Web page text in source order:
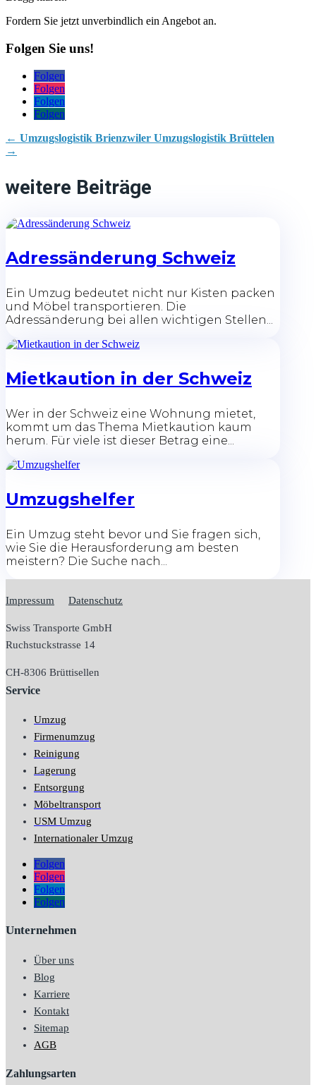
Fordern Sie jetzt unverbindlich ein Angebot an.
Folgen Sie uns!
Folgen
Folgen
Folgen
Folgen
← Umzugslogistik Brienzwiler Umzugslogistik Brüttelen
→
weitere Beiträge
Adressänderung Schweiz
Ein Umzug bedeutet nicht nur Kisten packen
und Möbel transportieren. Die
Adressänderung bei allen wichtigen Stellen...
Mietkaution in der Schweiz
Wer in der Schweiz eine Wohnung mietet,
kommt um das Thema Mietkaution kaum
herum. Für viele ist dieser Betrag eine...
Umzugshelfer
Ein Umzug steht bevor und Sie fragen sich,
wie Sie die Herausforderung am besten
meistern? Die Suche nach...
Impressum Datenschutz
Swiss Transporte GmbH
Ruchstuckstrasse 14
CH-8306 Brüttisellen
Service
Umzug
Firmenumzug
Reinigung
Lagerung
Entsorgung
Möbeltransport
USM Umzug
Internationaler Umzug
Folgen
Folgen
Folgen
Folgen
Unternehmen
Über uns
Blog
Karriere
Kontakt
Sitemap
AGB
Zahlungsarten